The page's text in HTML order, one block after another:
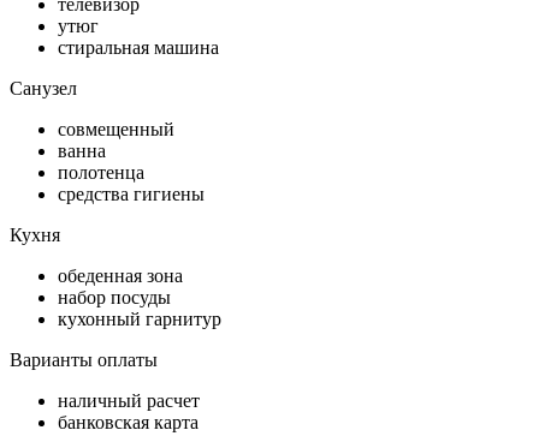
утюг
стиральная машина
Санузел
совмещенный
ванна
полотенца
средства гигиены
Кухня
обеденная зона
набор посуды
кухонный гарнитур
Варианты оплаты
наличный расчет
банковская карта